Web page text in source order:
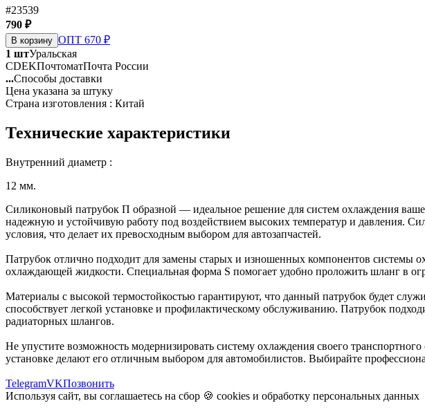
#23539
790 ₽
В корзину ОПТ 670 ₽
1 штУральская
CDEKПочтоматПочта России
...Способы доставки
Цена указана за штуку
Страна изготовления : Китай
Технические характеристики
Внутренний диаметр :
12 мм.
Силиконовый патрубок П образной — идеальное решение для систем охлаждения
надежную и устойчивую работу под воздействием высоких температур и давления.
условия, что делает их превосходным выбором для автозапчастей.
Патрубок отлично подходит для замены старых и изношенных компонентов системы
охлаждающей жидкости. Специальная форма S помогает удобно проложить шланг в
Материалы с высокой термостойкостью гарантируют, что данный патрубок будет
способствует легкой установке и профилактическому обслуживанию. Патрубок
радиаторных шлангов.
Не упустите возможность модернизировать систему охлаждения своего
установке делают его отличным выбором для автомобилистов. Выбирайте
TelegramVKПозвонить
Используя сайт, вы соглашаетесь на сбор 🍪 cookies и обработку персональных данных